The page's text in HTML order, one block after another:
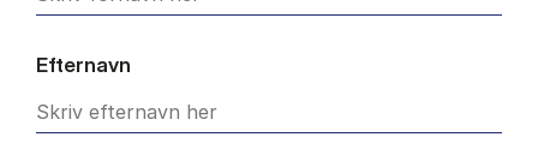
Efternavn